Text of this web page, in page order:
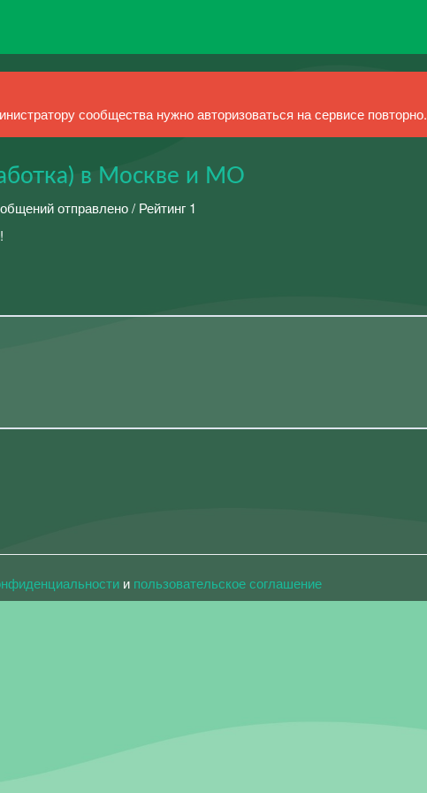
сообщества нужно авторизоваться на сервисе повторно.
в Москве и МО
отправлено / Рейтинг 1
и пользовательское соглашение